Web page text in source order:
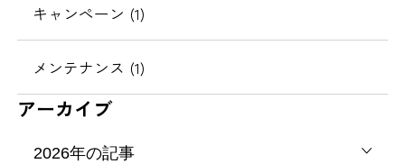
キャンペーン (1)
メンテナンス (1)
アーカイブ
2026年の記事